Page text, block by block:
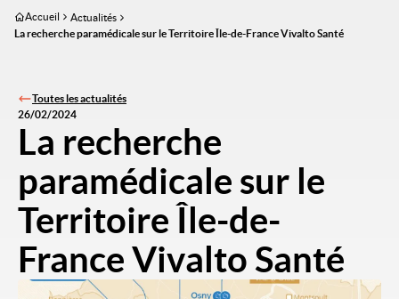
Aller
au
Accueil
Actualités
La recherche paramédicale sur le Territoire Île-de-France Vivalto Santé
Toutes les actualités
26/02/2024
La recherche
paramédicale sur le
Territoire Île-de-
France Vivalto Santé
Image